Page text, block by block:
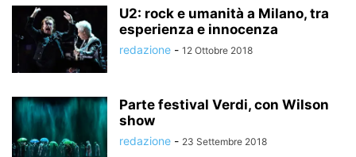
U2: rock e umanità a Milano, tra
esperienza e innocenza
redazione - 12 Ottobre 2018
Parte festival Verdi, con Wilson
show
redazione - 23 Settembre 2018